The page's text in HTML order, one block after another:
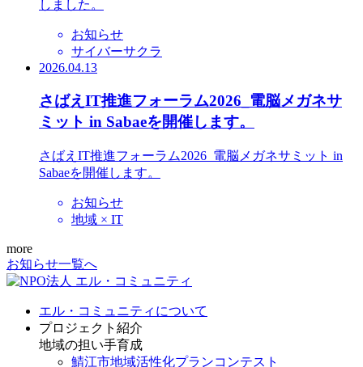
しました。
お知らせ
サイバーサクラ
2026.04.13
さばえIT推進フォーラム2026_電脳メガネサ
ミット in Sabaeを開催します。
さばえIT推進フォーラム2026_電脳メガネサミット in
Sabaeを開催します。
お知らせ
地域 × IT
more
お知らせ一覧へ
エル・コミュニティについて
プロジェクト紹介
地域の担い手育成
鯖江市地域活性化プランコンテスト